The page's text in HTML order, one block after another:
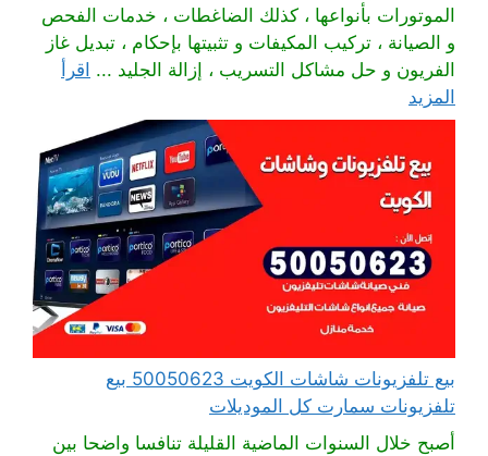
الموتورات بأنواعها ، كذلك الضاغطات ، خدمات الفحص
و الصيانة ، تركيب المكيفات و تثبيتها بإحكام ، تبديل غاز
الفريون و حل مشاكل التسريب ، إزالة الجليد ... اقرأ
المزيد
بيع تلفزيونات شاشات الكويت 50050623 بيع
تلفزيونات سمارت كل الموديلات
أصبح خلال السنوات الماضية القليلة تنافسا واضحا بين